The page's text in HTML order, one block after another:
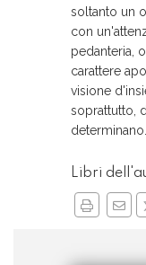
soltanto un
con
pedanteria,
carattere
visione
soprattutto,
determinano.
Libri